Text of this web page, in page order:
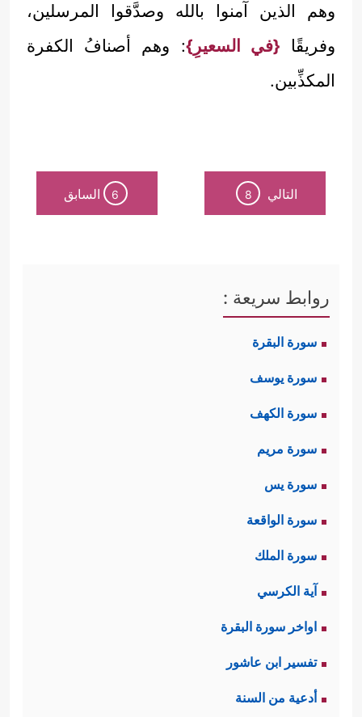
وهم الذين آمنوا بالله وصدَّقوا المرسلين،
وفريقًا {في السعيرِ}: وهم أصنافُ الكفرة
المكذِّبين.
التالي 8
6 السابق
روابط سريعة :
سورة البقرة
سورة يوسف
سورة الكهف
سورة مريم
سورة يس
سورة الواقعة
سورة الملك
آية الكرسي
اواخر سورة البقرة
تفسير ابن عاشور
أدعية من السنة